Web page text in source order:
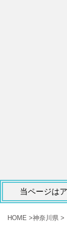
当ページは
HOME >神奈川県 >